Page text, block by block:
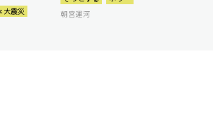
大震災
朝宮運河